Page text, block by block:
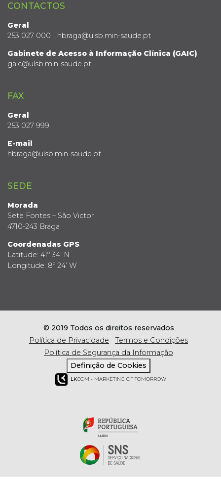
CONTACTOS
Geral
253 027 000 | hbraga@ulsb.min-saude.pt
Gabinete de Acesso à Informação Clínica (GAIC)
gaic@ulsb.min-saude.pt
FAX
Geral
253 027 999
E-mail
hbraga@ulsb.min-saude.pt
SEDE
Morada
Sete Fontes – São Victor
4710-243 Braga
Coordenadas GPS
Latitude: 41º 34’ N
Longitude: 8º 24’ W
© 2019 Todos os direitos reservados
Política de Privacidade
Termos e Condições
Política de Segurança da Informação
Definição de Cookies
LKCOM - MARKETING OF TOMORROW